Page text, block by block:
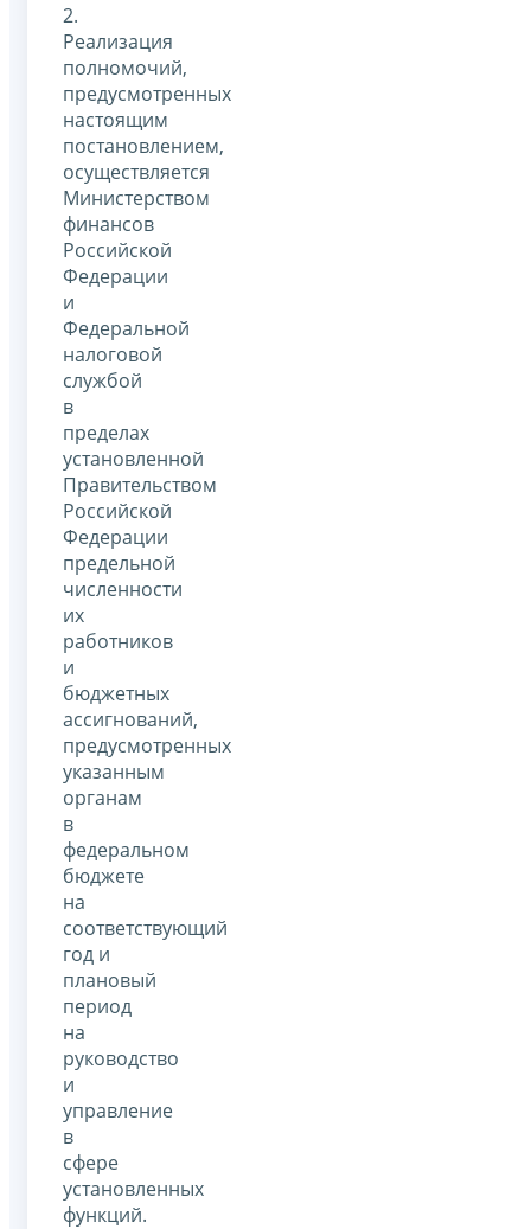
2.
Реализация
полномочий,
предусмотренных
настоящим
постановлением,
осуществляется
Министерством
финансов
Российской
Федерации
и
Федеральной
налоговой
службой
в
пределах
установленной
Правительством
Российской
Федерации
предельной
численности
их
работников
и
бюджетных
ассигнований,
предусмотренных
указанным
органам
в
федеральном
бюджете
на
соответствующий
год и
плановый
период
на
руководство
и
управление
в
сфере
установленных
функций.